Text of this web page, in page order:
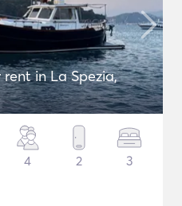
in La Spezia,
4 2 3